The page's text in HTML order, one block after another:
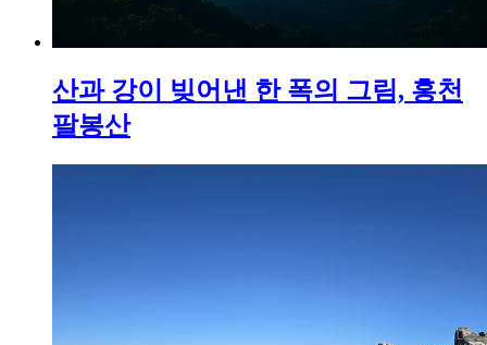
산과 강이 빚어낸 한 폭의 그림, 홍천
팔봉산